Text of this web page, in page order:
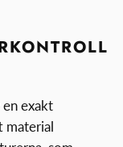
exakt
material